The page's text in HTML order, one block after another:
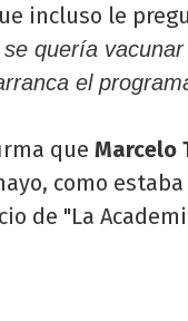
incluso le
quería
el
que Marcelo
como
de "La